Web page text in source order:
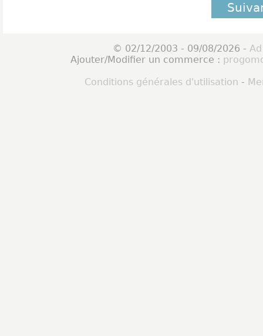
© 02/12/2003 - 09/08/2026 -
Ajouter/Modifier un commerce :
Conditions générales d'utilisation -